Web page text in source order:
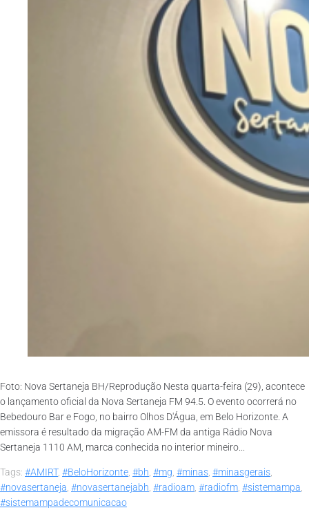
Foto: Nova Sertaneja BH/Reprodução Nesta quarta-feira (29), acontece
o lançamento oficial da Nova Sertaneja FM 94.5. O evento ocorrerá no
Bebedouro Bar e Fogo, no bairro Olhos D'Água, em Belo Horizonte. A
emissora é resultado da migração AM-FM da antiga Rádio Nova
Sertaneja 1110 AM, marca conhecida no interior mineiro...
Tags: #AMIRT, #BeloHorizonte, #bh, #mg, #minas, #minasgerais,
#novasertaneja, #novasertanejabh, #radioam, #radiofm, #sistemampa,
#sistemampadecomunicacao